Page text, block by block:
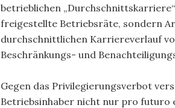
betrieblichen
freigestellte Betriebsräte, sondern
durchschnittlichen Karriereverlauf
Beschränkungs- und
Gegen das Privilegierungsverbot
Betriebsinhaber nicht nur pro futuro